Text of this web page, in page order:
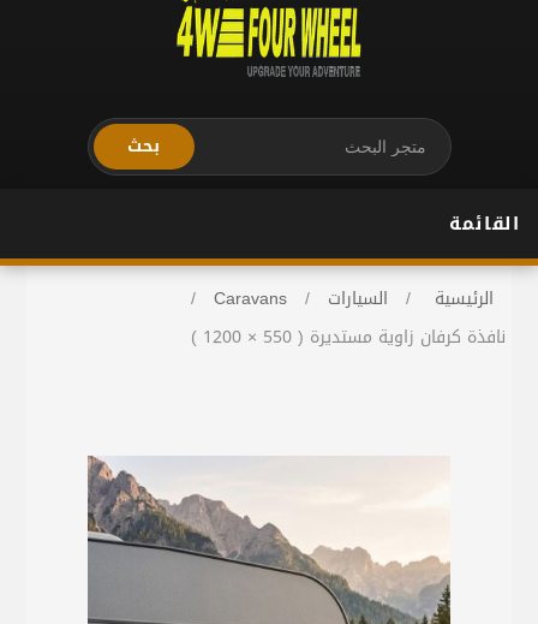
بحث
القائمة
الرئيسية / السيارات /
Caravans
/
نافذة كرفان زاوية مستديرة ( 550 × 1200 )